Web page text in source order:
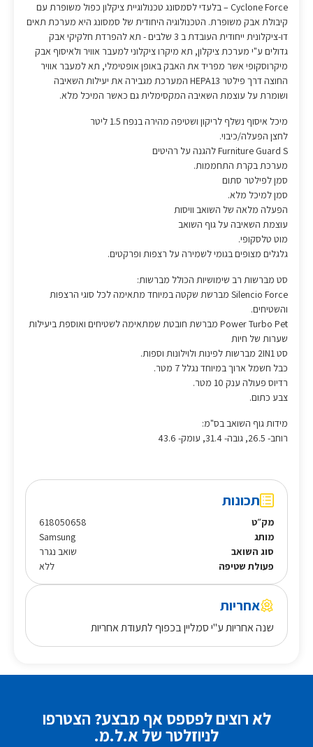
Cyclone Force – בלעדי לסמסונג טכנולוגיית ציקלון כפול משופרת עם
קיבולת אבק משופרת. הטכנולוגיה היחודית של סמסונג היא מערכת תאים
דו-ציקלונית ייחודית העובדת ב 3 שלבים - תא להפרדת חלקיקי אבק
גדולים ע"י מערכת ציקלון, תא מיקרו ציקלוני למעבר אוויר ולאיסוף אבק
מיקרוסקופי אשר מפריד את האבק באופן אופטימלי, תא למעבר אוויר
החוצה דרך פילטר HEPA13 המערכת מגבירה את יעילות השאיבה
ושומרת על עוצמת השאיבה המקסימלית גם כאשר המיכל מלא.
מיכל איסוף נשלף לריקון ושטיפה מהירה בנפח 1.5 ליטר
לחצן הפעלה/כיבוי.
Furniture Guard S להגנה על רהיטים
מערכת בקרת התחממות.
סמן לפילטר סתום
סמן למיכל מלא.
הפעלה מלאה של השואב וויסות
עוצמת השאיבה על גוף השואב
מוט טלסקופי.
גלגלים מצופים בגומי לשמירה על רצפות ופרקטים.
סט מברשות רב שימושיות הכולל מברשות:
Silencio Force מברשת שקטה במיוחד מתאימה לכל סוגי הרצפות
והשטיחים.
Power Turbo Pet מברשת חובטת שמתאימה לשטיחים ואוספת ביעילות
שערות של חיות
סט 2IN1 מברשות לפינות ולוילונות וספות.
כבל חשמל ארוך במיוחד נגלל 7 מטר.
רדיוס פעולה ענק 10 מטר.
צבע כתום.
מידות גוף השואב בס"מ:
רוחב- 26.5, גובה- 31.4, עומק- 43.6
תכונות
מק״ט
618050658
מותג
Samsung
סוג השואב
שואב נגרר
פעולת שטיפה
ללא
אחריות
שנה אחריות ע"י סמליין בכפוף לתעודת אחריות
לא רוצים לפספס אף מבצע? הצטרפו
לניוזלטר של א.ל.מ.